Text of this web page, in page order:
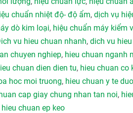
chuẩn nhiệt độ- độ ẩm, dịch vụ
dò kim loại, hiệu chuẩn máy kiểm
vu hieu chuan nhanh, dich vu
chuyen nghiep, hieu chuan nganh
chuan dien dien tu, hieu chuan co
hoc moi truong, hieu chuan y te
cap giay chung nhan tan noi,
hieu chuan ep keo